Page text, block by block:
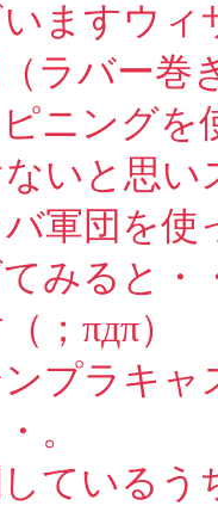
ますウィ
ラバー巻
ニングを
いと思
軍団を使
みると・
；πдπ）
プラキ
。
ているう